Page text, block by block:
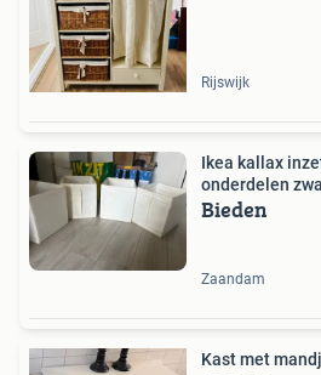
Rijswijk
Ikea kallax
onderdelen
Bieden
Zaandam
Kast met